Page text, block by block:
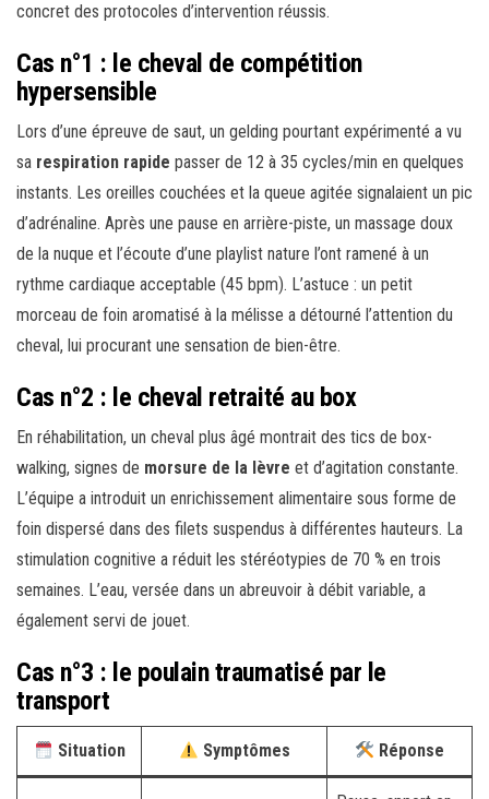
concret des protocoles d’intervention réussis.
Cas n°1 : le cheval de compétition
hypersensible
Lors d’une épreuve de saut, un gelding pourtant expérimenté a vu
sa respiration rapide passer de 12 à 35 cycles/min en quelques
instants. Les oreilles couchées et la queue agitée signalaient un pic
d’adrénaline. Après une pause en arrière-piste, un massage doux
de la nuque et l’écoute d’une playlist nature l’ont ramené à un
rythme cardiaque acceptable (45 bpm). L’astuce : un petit
morceau de foin aromatisé à la mélisse a détourné l’attention du
cheval, lui procurant une sensation de bien-être.
Cas n°2 : le cheval retraité au box
En réhabilitation, un cheval plus âgé montrait des tics de box-
walking, signes de morsure de la lèvre et d’agitation constante.
L’équipe a introduit un enrichissement alimentaire sous forme de
foin dispersé dans des filets suspendus à différentes hauteurs. La
stimulation cognitive a réduit les stéréotypies de 70 % en trois
semaines. L’eau, versée dans un abreuvoir à débit variable, a
également servi de jouet.
Cas n°3 : le poulain traumatisé par le
transport
Situation Symptômes Réponse